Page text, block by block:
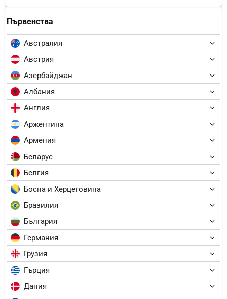
Първенства
Австралия
Австрия
Азербайджан
Албания
Англия
Аржентина
Армения
Беларус
Белгия
Босна и Херцеговина
Бразилия
България
Германия
Грузия
Гърция
Дания